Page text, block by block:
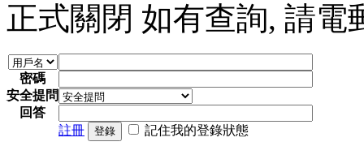
正式關閉 如有查詢, 請電
密碼
安全提問
回答
註冊
登錄 記住我的登錄狀態